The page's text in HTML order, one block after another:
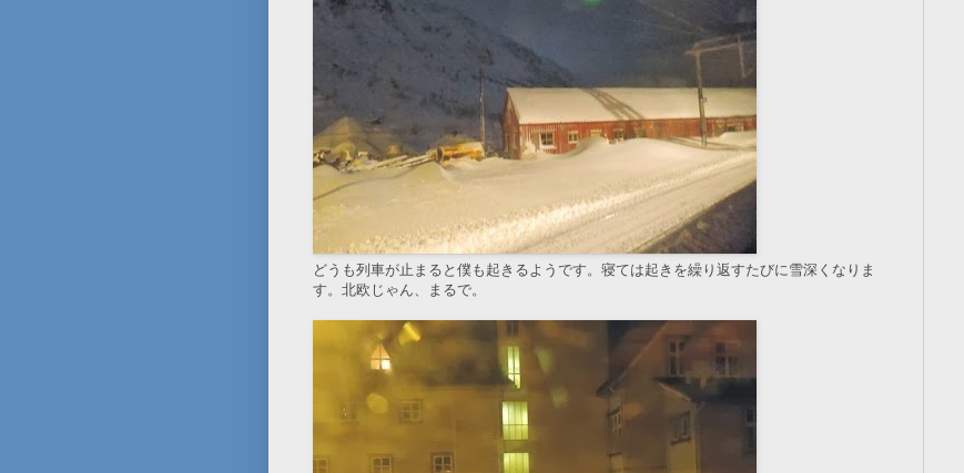
どうも列車が止まると僕も起きるようです。寝ては起きを繰り返すたびに雪深くなりま
す。北欧じゃん、まるで。